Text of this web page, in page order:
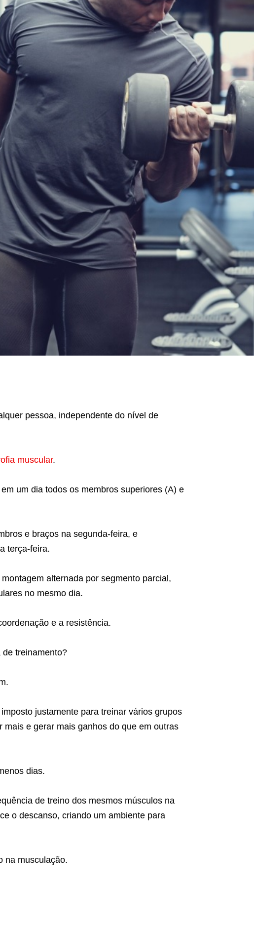
pessoa, independente do nível de
muscular.
um dia todos os membros superiores (A) e
e braços na segunda-feira, e
terça-feira.
alternada por segmento parcial,
no mesmo dia.
e a resistência.
treinamento?
justamente para treinar vários grupos
e gerar mais ganhos do que em outras
dias.
de treino dos mesmos músculos na
o descanso, criando um ambiente para
na musculação.